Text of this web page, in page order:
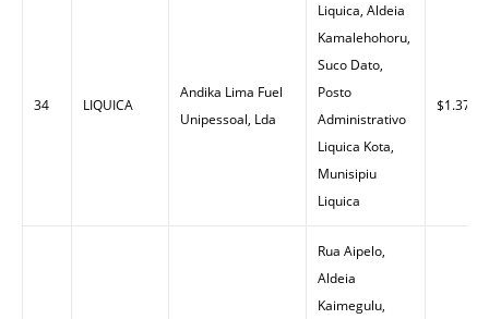
34 LIQUICA
Andika Lima Fuel
Unipessoal, Lda
Liquica, Aldeia
Kamalehohoru,
Suco Dato,
Posto
Administrativo
Liquica Kota,
Munisipiu
Liquica
$1.37
Rua Aipelo,
Aldeia
Kaimegulu,